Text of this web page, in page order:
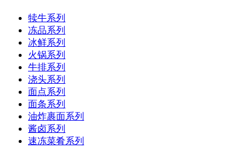
犊牛系列
冻品系列
冰鲜系列
火锅系列
牛排系列
浇头系列
面点系列
面条系列
油炸裹面系列
酱卤系列
速冻菜肴系列